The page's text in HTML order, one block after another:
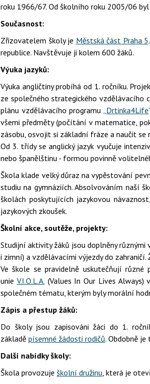
roku 1966/67. Od školního roku 2005/06
Současnost:
Zřizovatelem školy je Městská část Praha 5
republice. Navštěvuje ji kolem 600 žáků.
Výuka jazyků:
Výuka angličtiny probíhá od 1. ročníku.
ze společného strategického vzdělávacího
plánu vzdělávacího programu „Drtinka4Life
všemi předměty (počítání v matematice,
zásobu, osvojit si základní fráze a naučit se
Od 3. třídy se anglický jazyk vyučuje
nebo španělštinu - formou povinně
Škola klade velký důraz na vypěstování
studiu na gymnáziích. Absolvováním naší
školách poskytujících jazykovou
jazykových zkoušek.
Školní akce, soutěže, projekty:
Studijní aktivity žáků jsou doplněny
i zimní) a vzdělávacími výjezdy do zahraničí.
Ve škole se pravidelně uskutečňují
unie V.I.O.L.A. (Values In Our Lives Always)
společném tématu, kterým byly morální
Zápis a přestup žáků:
Do školy jsou zapisováni žáci do 1.
základě písemné žádosti rodičů. Obdobně je
Další nabídky školy:
Škola provozuje školní družinu, která je